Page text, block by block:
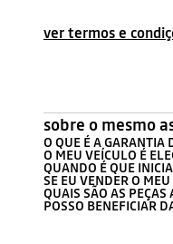
ver termos e
sobre o mesmo
O QUE É A GARANTIA
O MEU VEÍCULO É
QUANDO É QUE
SE EU VENDER O
QUAIS SÃO AS
POSSO BENEFICIAR